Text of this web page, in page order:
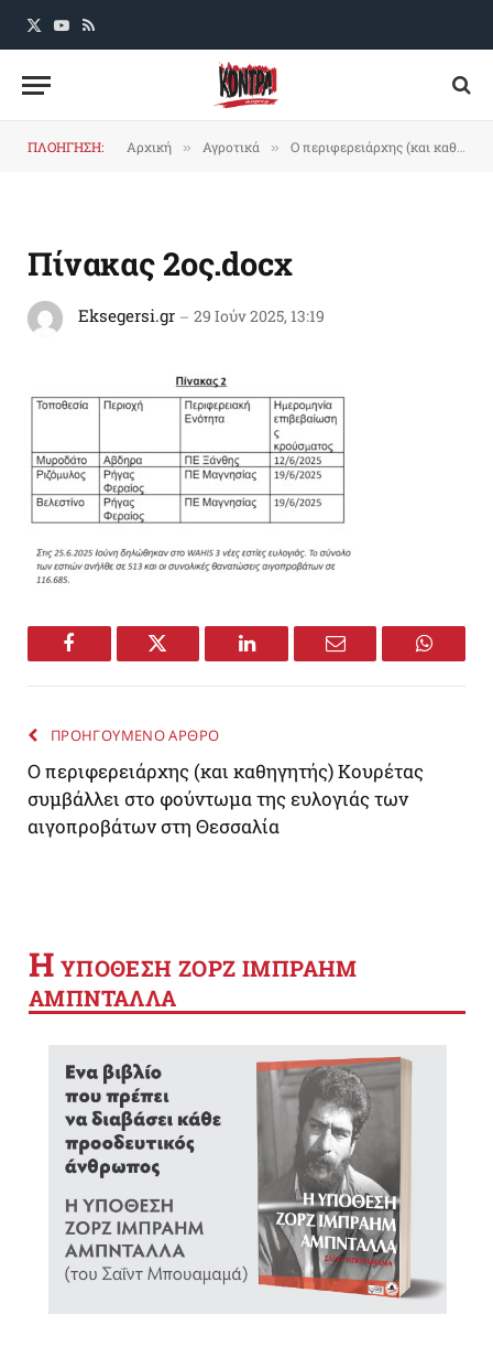
X
YouTube
RSS
ΠΛΟΗΓΗΣΗ: Αρχική » Αγροτικά » Ο περιφερειάρχης (και καθηγητής) Κουρέτας συμβάλλει στο φούντωμα της ευλογιάς των αιγοπροβάτων στη Θεσσαλία
Πίνακας 2ος.docx
Eksegersi.gr 29 Ιούν 2025, 13:19
Facebook Twitter LinkedIn Email
ΠΡΟΗΓΟΥΜΕΝΟ ΑΡΘΡΟ
Ο περιφερειάρχης (και καθηγητής) Κουρέτας
συμβάλλει στο φούντωμα της ευλογιάς των
αιγοπροβάτων στη Θεσσαλία
Η YΠΟΘΕΣΗ ΖΟΡΖ ΙΜΠΡΑΗΜ
ΑΜΠΝΤΑΛΛΑ